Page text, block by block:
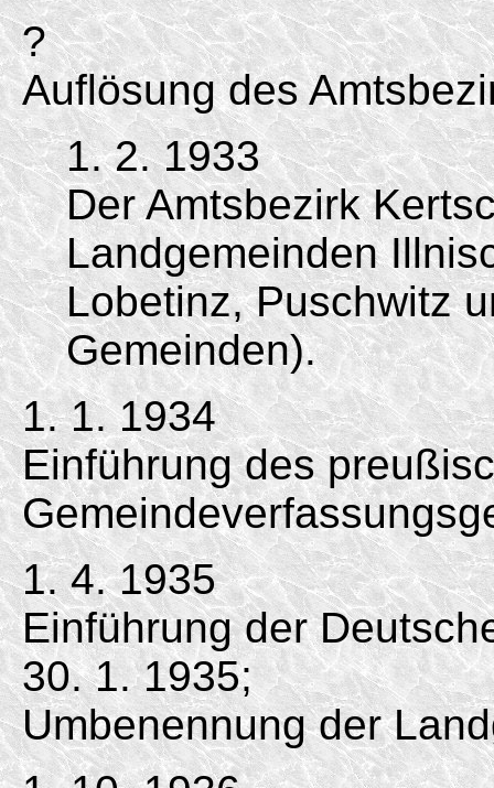
?
Auflösung des
1. 2. 1933
Der Amtsbezirk
Landgemeinden
Lobetinz, Puschwitz
Gemeinden).
1. 1. 1934
Einführung des
1. 4. 1935
Einführung der
30. 1. 1935;
Umbenennung der